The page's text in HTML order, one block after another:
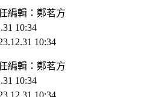
編輯：鄭茗方
10:34
10:34
編輯 ： 鄭茗方
10:34
10:34